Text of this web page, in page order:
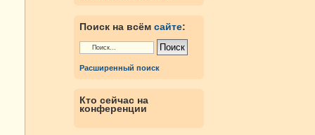
Поиск на всём сайте:
Расширенный поиск
Кто сейчас на
конференции